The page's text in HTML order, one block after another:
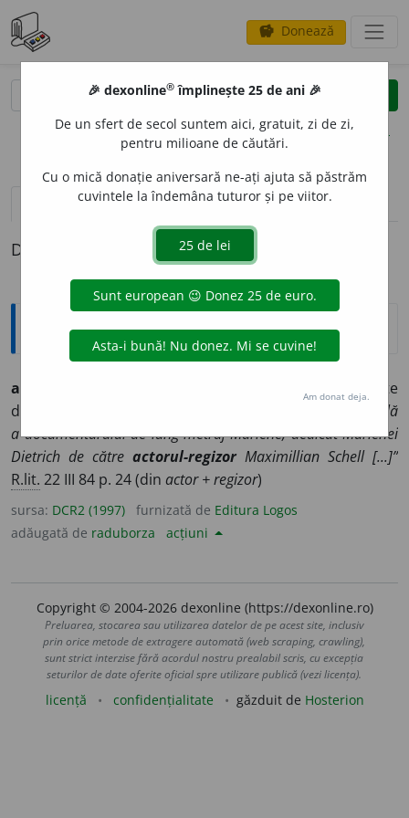
savings Donează
clear
opțiuni
definiții (1)
Definiția cu ID-ul 554705:
Explicative DEX
act
Persoană care deține dubla calitate
de actor și regizor ◊
„Am asistat [...] la premiera mondială
a documentarului de lung-metraj Marlene, dedicat Marlenei
Dietrich de către actorul-regizorMaximillian Schell [...]”
R.lit. 22 III 84 p. 24 (din actor + regizor)
sursa: DCR2 (1997) furnizată de Editura Logos
adăugată de raduborza acțiuni
Copyright © 2004-2026 dexonline (https://dexonline.ro)
Preluarea, stocarea sau utilizarea datelor de pe acest site, inclusiv
prin orice metode de extragere automată (web scraping, crawling),
sunt strict interzise fără acordul nostru prealabil scris, cu excepția
seturilor de date oferite oficial spre utilizare publică (vezi licența).
licență confidențialitate găzduit de Hosterion
🎉 dexonline® împlinește 25 de ani 🎉
De un sfert de secol suntem aici, gratuit, zi de zi,
pentru milioane de căutări.
Cu o mică donație aniversară ne-ați ajuta să păstrăm
cuvintele la îndemâna tuturor și pe viitor.
Am donat deja.